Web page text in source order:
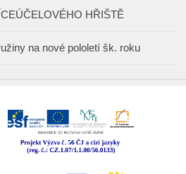
HŘIŠTĚ
na nové pololetí šk. roku